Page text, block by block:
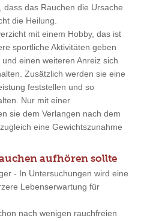
dass das Rauchen die Ursache
die Heilung.
mit einem Hobby, das ist
sportliche Aktivitäten geben
einen weiteren Anreiz sich
Zusätzlich werden sie eine
feststellen und so
Nur mit einer
sie dem Verlangen nach dem
eine Gewichtszunahme
aufhören sollte
- In Untersuchungen wird eine
Lebenserwartung für
nach wenigen rauchfreien